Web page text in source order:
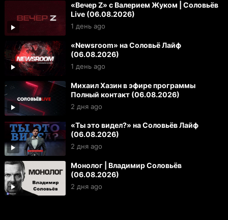
«Вечер Z» с Валерием Жуком | Соловьёв
Live (06.08.2026)
1 день ago
«Newsroom» на Соловьё Лайф
(06.08.2026)
1 день ago
Михаил Хазин в эфире программы
Полный контакт (06.08.2026)
2 дня ago
«Ты это видел?» на Соловьёв Лайф
(06.08.2026)
2 дня ago
Монолог | Владимир Соловьёв
(06.08.2026)
2 дня ago